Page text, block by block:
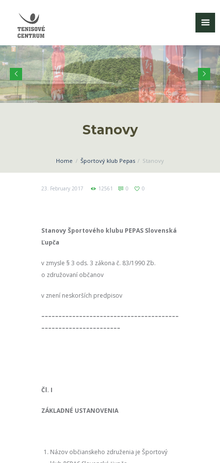
Stanovy
Home Športový klub Pepas Stanovy
23. February 2017 12561 0 0
Stanovy Športového klubu PEPAS Slovenská
Ľupča
v zmysle § 3 ods. 3 zákona č. 83/1990 Zb.
o združovaní občanov
v znení neskorších predpisov
––––––––––––––––––––––––––––––––––––––––
–––––––––––––––––––––––
Čl. I
ZÁKLADNÉ USTANOVENIA
Názov občianskeho združenia je Športový